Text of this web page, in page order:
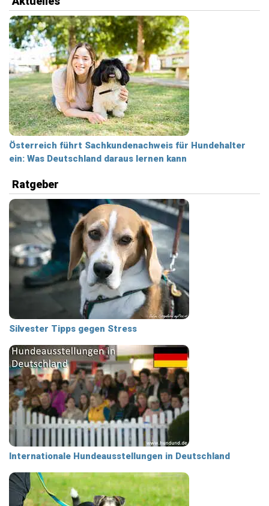
Österreich führt Sachkundenachweis für Hundehalter
ein: Was Deutschland daraus lernen kann
Ratgeber
Silvester Tipps gegen Stress
Internationale Hundeausstellungen in Deutschland